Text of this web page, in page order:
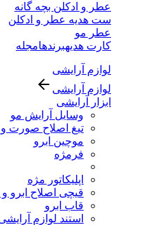
عطر و ادکلن بچه گانه
ست هدیه عطر و ادکلن
عطر مو
کارت هدیهبرندهامجله
لوازم آرایشی
لوازم آرایشی
ابزار آرایشی
وسایل آرایش مو
تیغ اصلاح صورت و
موچین ابرو
فرمژه
اپلیکاتور مژه
قیچی اصلاح ابرو
قاب ابرو
استند لوازم